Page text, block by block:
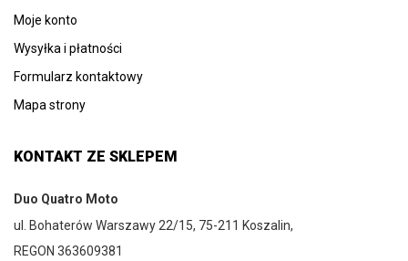
Moje konto
Wysyłka i płatności
Formularz kontaktowy
Mapa strony
KONTAKT ZE SKLEPEM
Duo Quatro Moto
ul. Bohaterów Warszawy 22/15, 75-211 Koszalin,
REGON 363609381